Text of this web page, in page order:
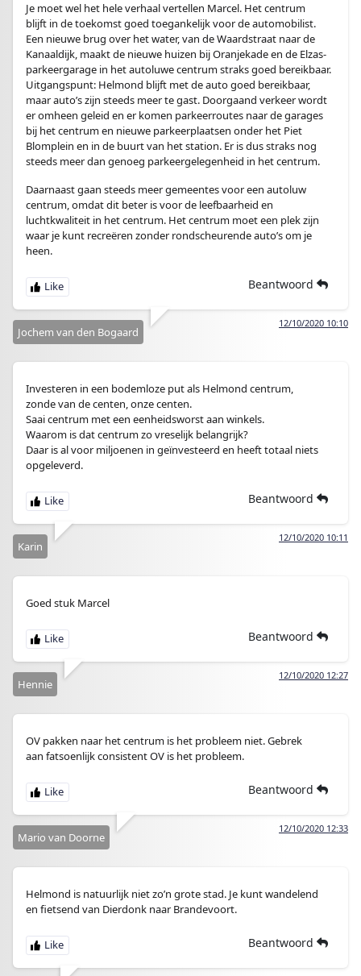
Je moet wel het hele verhaal vertellen Marcel. Het centrum
blijft in de toekomst goed toegankelijk voor de automobilist.
Een nieuwe brug over het water, van de Waardstraat naar de
Kanaaldijk, maakt de nieuwe huizen bij Oranjekade en de Elzas-
parkeergarage in het autoluwe centrum straks goed bereikbaar.
Uitgangspunt: Helmond blijft met de auto goed bereikbaar,
maar auto’s zijn steeds meer te gast. Doorgaand verkeer wordt
er omheen geleid en er komen parkeerroutes naar de garages
bij het centrum en nieuwe parkeerplaatsen onder het Piet
Blomplein en in de buurt van het station. Er is dus straks nog
steeds meer dan genoeg parkeergelegenheid in het centrum.
Daarnaast gaan steeds meer gemeentes voor een autoluw
centrum, omdat dit beter is voor de leefbaarheid en
luchtkwaliteit in het centrum. Het centrum moet een plek zijn
waar je kunt recreëren zonder rondscheurende auto’s om je
heen.
Beantwoord
12/10/2020 10:10
Jochem van den Bogaard
Investeren in een bodemloze put als Helmond centrum,
zonde van de centen, onze centen.
Saai centrum met een eenheidsworst aan winkels.
Waarom is dat centrum zo vreselijk belangrijk?
Daar is al voor miljoenen in geïnvesteerd en heeft totaal niets
opgeleverd.
Beantwoord
12/10/2020 10:11
Karin
Goed stuk Marcel
Beantwoord
12/10/2020 12:27
Hennie
OV pakken naar het centrum is het probleem niet. Gebrek
aan fatsoenlijk consistent OV is het probleem.
Beantwoord
12/10/2020 12:33
Mario van Doorne
Helmond is natuurlijk niet zo’n grote stad. Je kunt wandelend
en fietsend van Dierdonk naar Brandevoort.
Beantwoord